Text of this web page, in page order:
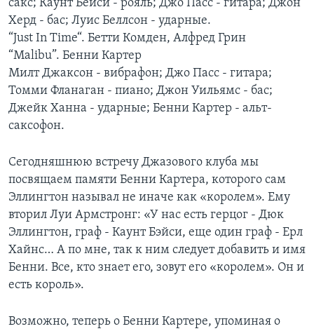
СОЦИАЛЬНЫЕ СЕТИ
Языки
сакс; Каунт Бейси - рояль; Джо Пасс - гитара; Джон
Херд - бас; Луис Беллсон - ударные.
“Just In Time“. Бетти Комден, Алфред Грин
“Malibu”. Бенни Картер
Милт Джаксон - вибрафон; Джо Пасс - гитара;
Томми Фланаган - пиано; Джон Уильямс - бас;
Джейк Ханна - ударные; Бенни Картер - альт-
саксофон.
Сегодняшнюю встречу Джазового клуба мы
посвящаем памяти Бенни Картера, которого сам
Эллингтон называл не иначе как «королем». Ему
вторил Луи Армстронг: «У нас есть герцог - Дюк
Эллингтон, граф - Каунт Бэйси, еще один граф - Ерл
Хайнс… А по мне, так к ним следует добавить и имя
Бенни. Все, кто знает его, зовут его «королем». Он и
есть король».
Возможно, теперь о Бенни Картере, упоминая о